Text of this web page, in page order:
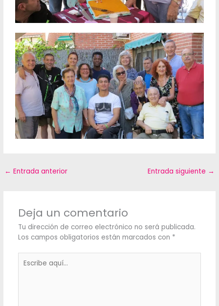
← Entrada anterior Entrada siguiente →
Deja un comentario
Tu dirección de correo electrónico no será publicada.
Los campos obligatorios están marcados con *
aquí...